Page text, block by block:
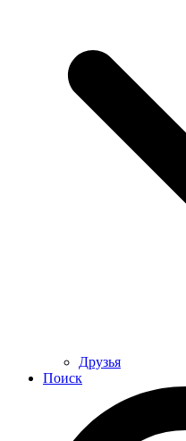
Друзья
Поиск